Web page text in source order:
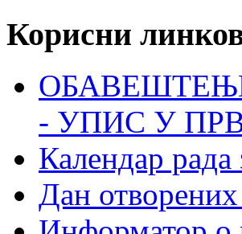
Корисни
- УПИС У
Календар
Дан отворених